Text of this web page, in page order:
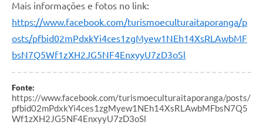
Mais informações e fotos no link:
https://www.facebook.com/turismoeculturaitaporanga/p
osts/pfbid02mPdxkYi4ces1zgMyew1NEh14XsRLAwbMF
bsN7Q5Wf1zXH2JG5NF4EnxyyU7zD3oSl
Fonte:
https://www.facebook.com/turismoeculturaitaporanga/posts/
pfbid02mPdxkYi4ces1zgMyew1NEh14XsRLAwbMFbsN7Q5
Wf1zXH2JG5NF4EnxyyU7zD3oSl